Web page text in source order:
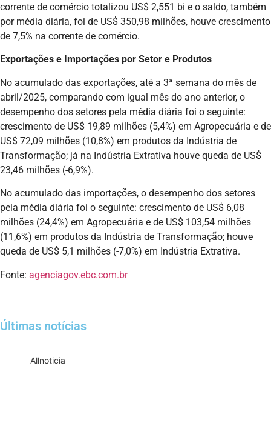
corrente de comércio totalizou US$ 2,551 bi e o saldo, também
por média diária, foi de US$ 350,98 milhões, houve crescimento
de 7,5% na corrente de comércio.
Exportações e Importações por Setor e Produtos
No acumulado das exportações, até a 3ª semana do mês de
abril/2025, comparando com igual mês do ano anterior, o
desempenho dos setores pela média diária foi o seguinte:
crescimento de US$ 19,89 milhões (5,4%) em Agropecuária e de
US$ 72,09 milhões (10,8%) em produtos da Indústria de
Transformação; já na Indústria Extrativa houve queda de US$
23,46 milhões (-6,9%).
No acumulado das importações, o desempenho dos setores
pela média diária foi o seguinte: crescimento de US$ 6,08
milhões (24,4%) em Agropecuária e de US$ 103,54 milhões
(11,6%) em produtos da Indústria de Transformação; houve
queda de US$ 5,1 milhões (-7,0%) em Indústria Extrativa.
Fonte: agenciagov.ebc.com.br
Últimas notícias
Allnoticia